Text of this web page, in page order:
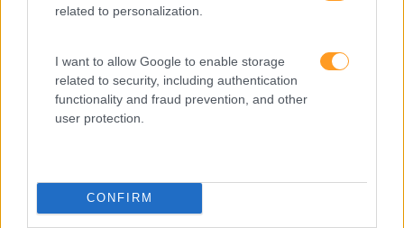
related to personalization.
I want to allow Google to enable storage
related to security, including authentication
functionality and fraud prevention, and other
user protection.
CONFIRM
Formações ajustadas
ao seu negócio
FORMAÇÕES À